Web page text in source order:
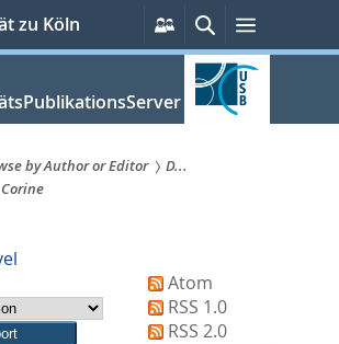
zu Köln
Persönliche
Services
SucheMenü
by Author or Editor
D...
Atom
RSS 1.0
RSS 2.0